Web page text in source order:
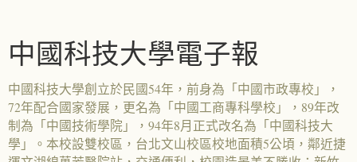
中國科技大學電子報
中國科技大學創立於民國54年，前身為「中國市政專校」，
72年配合國家發展，更名為「中國工商專科學校」，89年改
制為「中國技術學院」，94年8月正式改名為「中國科技大
學」。本校設雙校區，台北文山校區校地面積5公頃，鄰近捷